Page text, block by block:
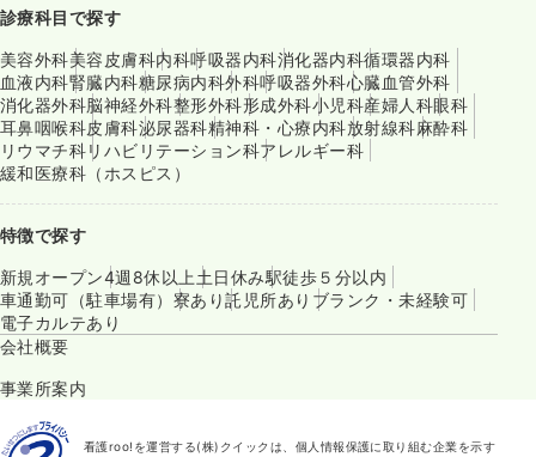
診療科目で探す
美容外科美容皮膚科内科呼吸器内科消化器内科循環器内科
血液内科腎臓内科糖尿病内科外科呼吸器外科心臓血管外科
消化器外科脳神経外科整形外科形成外科小児科産婦人科眼科
耳鼻咽喉科皮膚科泌尿器科精神科・心療内科放射線科麻酔科
リウマチ科リハビリテーション科アレルギー科
緩和医療科（ホスピス）
特徴で探す
新規オープン4週8休以上 土日休み駅徒歩５分以内
車通勤可（駐車場有） 寮あり託児所あり ブランク・未経験可
電子カルテあり
会社概要
事業所案内
看護roo!を運営する(株)クイックは、個人情報保護に取り組む企業を示す